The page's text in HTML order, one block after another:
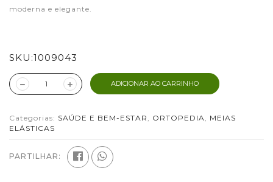
moderna e elegante.
SKU:1009043
ADICIONAR AO CARRINHO
Categorias: SAÚDE E BEM-ESTAR , ORTOPEDIA, MEIAS
ELÁSTICAS
PARTILHAR: